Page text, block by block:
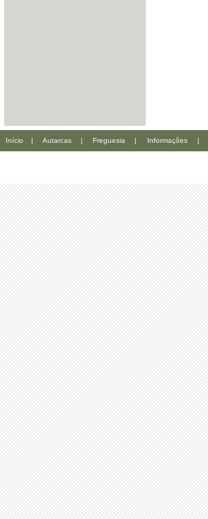
Início | Autarcas | Freguesia | Informações |